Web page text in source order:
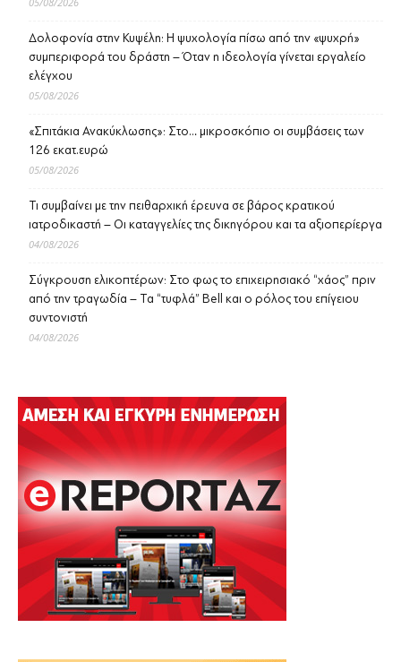
Δολοφονία στην Κυψέλη: Η ψυχολογία πίσω από την «ψυχρή»
συμπεριφορά του δράστη – Όταν η ιδεολογία γίνεται εργαλείο
ελέγχου
05/08/2026
«Σπιτάκια Ανακύκλωσης»: Στο… μικροσκόπιο οι συμβάσεις των
126 εκατ.ευρώ
05/08/2026
Τι συμβαίνει με την πειθαρχική έρευνα σε βάρος κρατικού
ιατροδικαστή – Οι καταγγελίες της δικηγόρου και τα αξιοπερίεργα
04/08/2026
Σύγκρουση ελικοπτέρων: Στο φως το επιχειρησιακό “χάος” πριν
από την τραγωδία – Τα “τυφλά” Bell και ο ρόλος του επίγειου
συντονιστή
04/08/2026